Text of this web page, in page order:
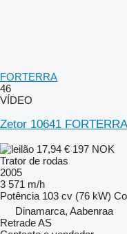
FORTERRA
46
VÍDEO
Zetor 10641 FORTERRA
17,94 € 197 NOK
Trator de rodas
2005
3 571 m/h
Potência 103 cv (76 kW)
Dinamarca, Aabenraa
Retrade AS